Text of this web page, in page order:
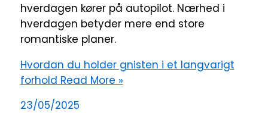
hverdagen kører på autopilot. Nærhed i
hverdagen betyder mere end store
romantiske planer.
Hvordan du holder gnisten i et langvarigt
forhold Read More »
23/05/2025